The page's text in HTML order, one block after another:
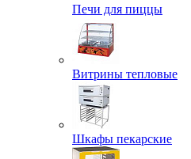
Печи для пиццы
Витрины тепловые
Шкафы пекарские